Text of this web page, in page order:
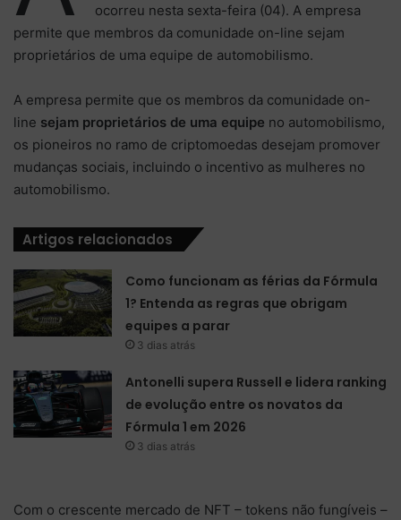
ocorreu nesta sexta-feira (04). A empresa
permite que membros da comunidade on-line sejam
proprietários de uma equipe de automobilismo.
A empresa permite que os membros da comunidade on-
line sejam proprietários de uma equipe no automobilismo,
os pioneiros no ramo de criptomoedas desejam promover
mudanças sociais, incluindo o incentivo as mulheres no
automobilismo.
Artigos relacionados
Como funcionam as férias da Fórmula
1? Entenda as regras que obrigam
equipes a parar
3 dias atrás
Antonelli supera Russell e lidera ranking
de evolução entre os novatos da
Fórmula 1 em 2026
3 dias atrás
Com o crescente mercado de NFT – tokens não fungíveis –